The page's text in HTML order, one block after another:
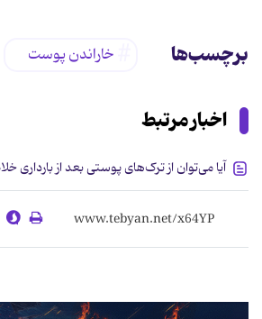
برچسب‌ها خاراندن پوست
اخبار مرتبط
آیا می‌توان از ترک‌های پوستی بعد از بارداری